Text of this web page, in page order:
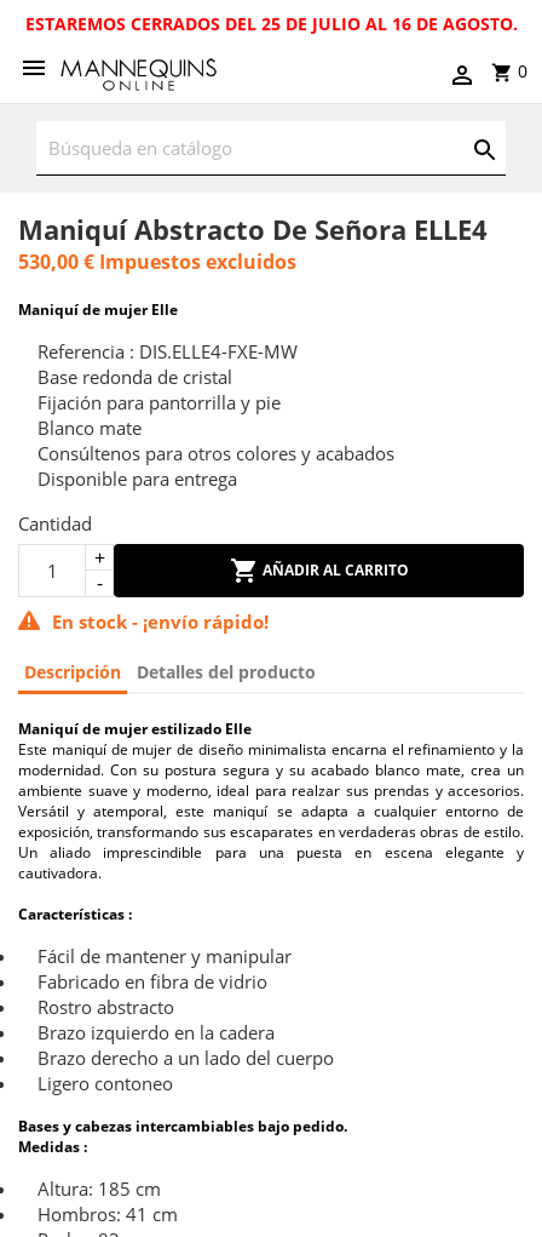
ESTAREMOS CERRADOS DEL 25 DE JULIO AL 16 DE AGOSTO.
0
Maniquí Abstracto De Señora ELLE4
530,00 € Impuestos excluidos
Maniquí de mujer Elle
Referencia : DIS.ELLE4-FXE-MW
Base redonda de cristal
Fijación para pantorrilla y pie
Blanco mate
Consúltenos para otros colores y acabados
Disponible para entrega
Cantidad
AÑADIR AL CARRITO
En stock - ¡envío rápido!
Descripción Detalles del producto
Maniquí de mujer estilizado Elle
Este maniquí de mujer de diseño minimalista encarna el refinamiento y la
modernidad. Con su postura segura y su acabado blanco mate, crea un
ambiente suave y moderno, ideal para realzar sus prendas y accesorios.
Versátil y atemporal, este maniquí se adapta a cualquier entorno de
exposición, transformando sus escaparates en verdaderas obras de estilo.
Un aliado imprescindible para una puesta en escena elegante y
cautivadora.
Características :
Fácil de mantener y manipular
Fabricado en fibra de vidrio
Rostro abstracto
Brazo izquierdo en la cadera
Brazo derecho a un lado del cuerpo
Ligero contoneo
Bases y cabezas intercambiables bajo pedido.
Medidas :
Altura: 185 cm
Hombros: 41 cm